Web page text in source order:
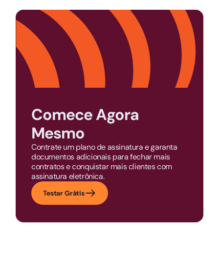
Comece Agora
Mesmo
Contrate um plano de assinatura e garanta
documentos adicionais para fechar mais
contratos e conquistar mais clientes com
assinatura eletrônica.
Testar Grátis